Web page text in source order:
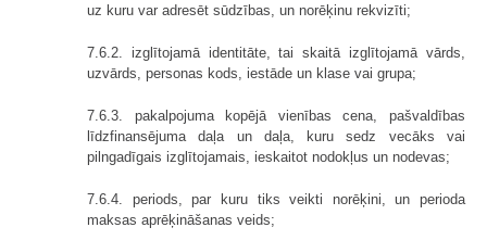
uz kuru var adresēt sūdzības, un norēķinu rekvizīti;
7.6.2. izglītojamā identitāte, tai skaitā izglītojamā vārds,
uzvārds, personas kods, iestāde un klase vai grupa;
7.6.3. pakalpojuma kopējā vienības cena, pašvaldības
līdzfinansējuma daļa un daļa, kuru sedz vecāks vai
pilngadīgais izglītojamais, ieskaitot nodokļus un nodevas;
7.6.4. periods, par kuru tiks veikti norēķini, un perioda
maksas aprēķināšanas veids;